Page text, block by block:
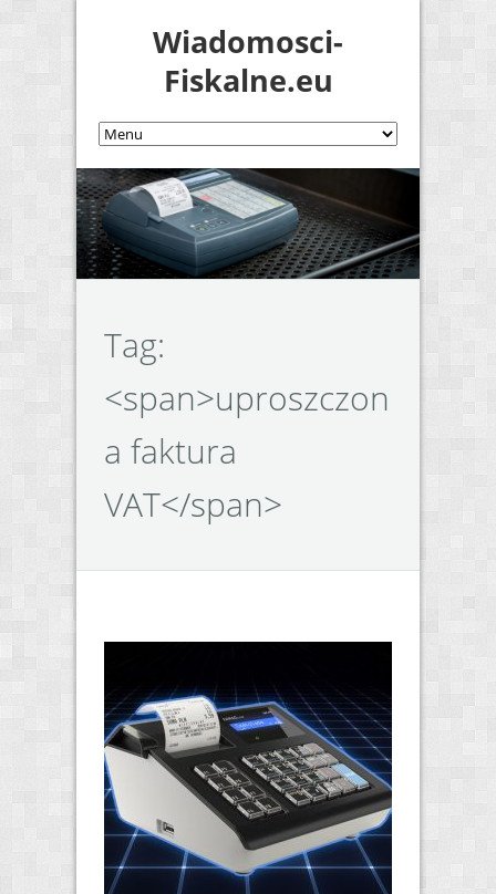
Wiadomosci-
Fiskalne.eu
Tag:
<span>uproszczon
a faktura
VAT</span>